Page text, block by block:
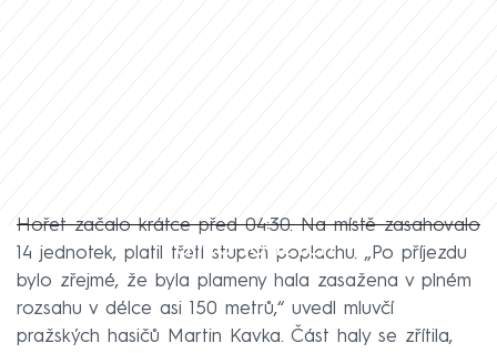
Failed to fetch
Hořet začalo krátce před 04:30. Na místě zasahovalo
14 jednotek, platil třetí stupeň poplachu. „Po příjezdu
bylo zřejmé, že byla plameny hala zasažena v plném
rozsahu v délce asi 150 metrů,“ uvedl mluvčí
pražských hasičů Martin Kavka. Část haly se zřítila,